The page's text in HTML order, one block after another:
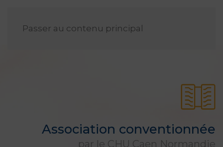
Passer au contenu principal
Association conventionnée
par le CHU Caen Normandie